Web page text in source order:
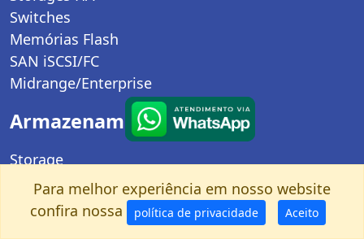
Switches
Memórias Flash
SAN iSCSI/FC
Midrange/Enterprise
Armazenamento
Storage
HD para rede
Personal Storage
Rackmount Storages
Para melhor experiência em nosso website
confira nossa
política de privacidade Aceito